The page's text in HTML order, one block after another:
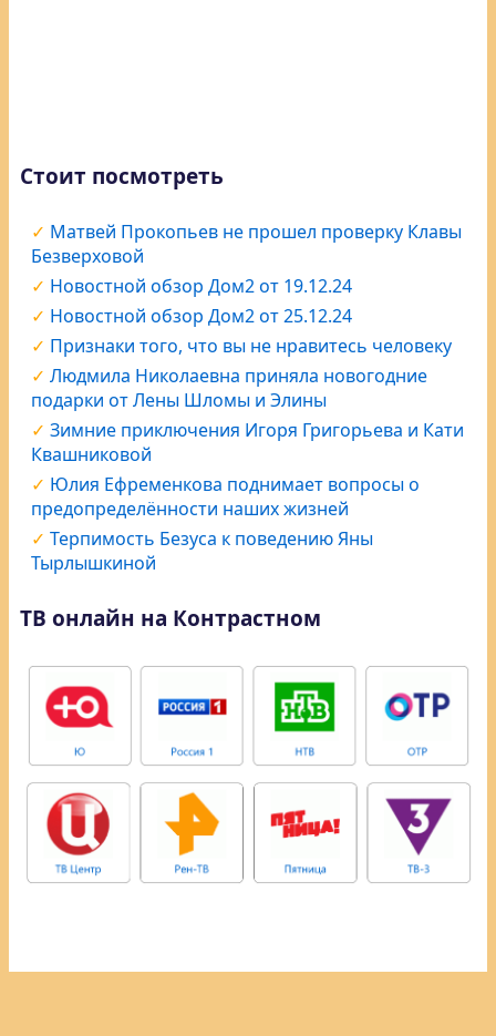
Стоит посмотреть
Матвей Прокопьев не прошел проверку Клавы
Безверховой
Новостной обзор Дом2 от 19.12.24
Новостной обзор Дом2 от 25.12.24
Признаки того, что вы не нравитесь человеку
Людмила Николаевна приняла новогодние
подарки от Лены Шломы и Элины
Зимние приключения Игоря Григорьева и Кати
Квашниковой
Юлия Ефременкова поднимает вопросы о
предопределённости наших жизней
Терпимость Безуса к поведению Яны
Тырлышкиной
ТВ онлайн на Контрастном